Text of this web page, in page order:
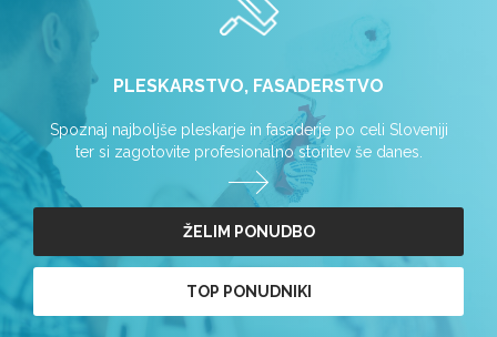
PLESKARSTVO, FASADERSTVO
Spoznaj najboljše pleskarje in fasaderje po celi Sloveniji
ter si zagotovite profesionalno storitev še danes.
ŽELIM PONUDBO
TOP PONUDNIKI